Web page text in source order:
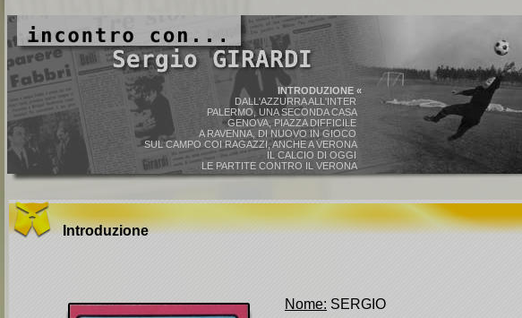
INTRODUZIONE «
DALL'AZZURRA ALL'INTER
PALERMO, UNA SECONDA CASA
GENOVA, PIAZZA DIFFICILE
A RAVENNA, DI NUOVO IN GIOCO
SUL CAMPO COI RAGAZZI, ANCHE A VERONA
IL CALCIO DI OGGI
LE PARTITE CONTRO IL VERONA
Introduzione
Nome: SERGIO